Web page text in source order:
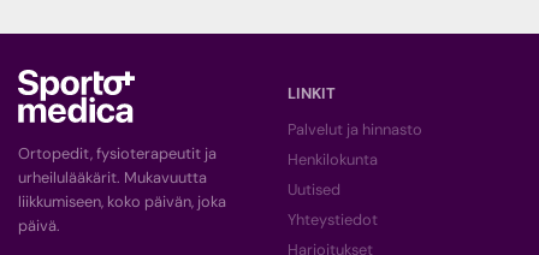
Ortopedit, fysioterapeutit ja
urheilulääkärit. Mukavuutta
liikkumiseen, koko päivän, joka
päivä.
LINKIT
Palvelut ja hinnasto
Henkilokunta
Uutised
Yhteystiedot
Harjoitukset